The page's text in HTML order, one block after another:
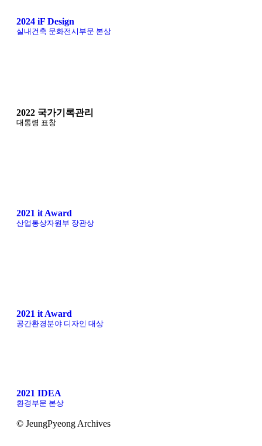
2024 iF Design
실내건축 문화전시부문 본상
2022 국가기록관리
대통령 표창
2021 it Award
산업통상자원부 장관상
2021 it Award
공간환경분야 디자인 대상
2021 IDEA
환경부문 본상
© JeungPyeong Archives